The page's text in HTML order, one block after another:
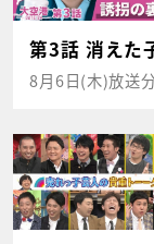
第3話 消えた
8月6日(木)放送